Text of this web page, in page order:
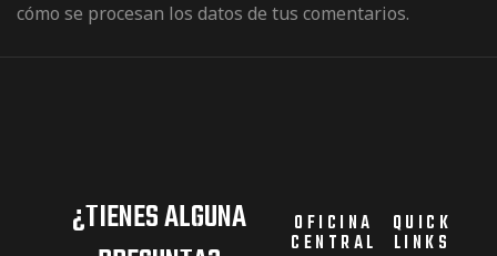
cómo se procesan los datos de tus comentarios.
¿TIENES ALGUNA
OFICINA
CENTRAL
QUICK
LINKS